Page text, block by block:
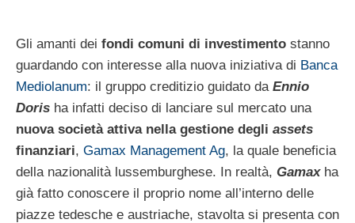
Gli amanti dei fondi comuni di investimento stanno
guardando con interesse alla nuova iniziativa di Banca
Mediolanum: il gruppo creditizio guidato da Ennio
Doris ha infatti deciso di lanciare sul mercato una
nuova società attiva nella gestione degli assets
finanziari, Gamax Management Ag, la quale beneficia
della nazionalità lussemburghese. In realtà, Gamaxha
già fatto conoscere il proprio nome all’interno delle
piazze tedesche e austriache, stavolta si presenta con